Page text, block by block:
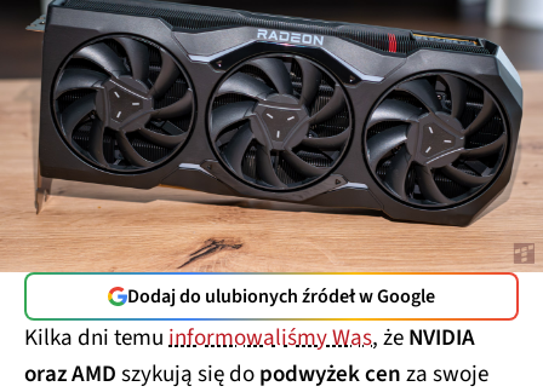
Dodaj do ulubionych źródeł w Google
Kilka dni temuinformowaliśmy Was, żeNVIDIA
oraz AMDszykują się dopodwyżek cenza swoje